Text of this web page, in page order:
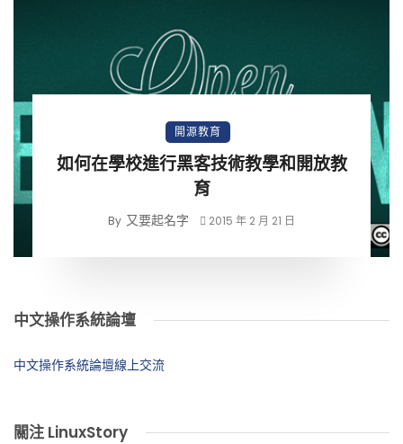
開源教育
如何在學校進行黑客技術教學和開放教
育
By 又要起名字 2015 年 2 月 21 日
中文操作系統論壇
中文操作系統論壇線上交流
關注 LinuxStory